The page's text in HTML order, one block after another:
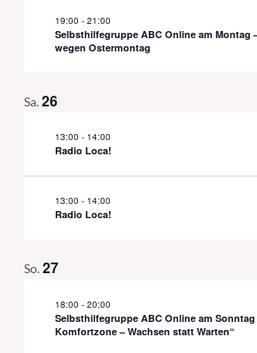
19:00 - 21:00
Selbsthilfegruppe ABC Online am Montag
wegen Ostermontag
Sa.26
13:00 - 14:00
Radio Loca!
13:00 - 14:00
Radio Loca!
So.27
18:00 - 20:00
Selbsthilfegruppe ABC Online am
Komfortzone – Wachsen statt Warten“